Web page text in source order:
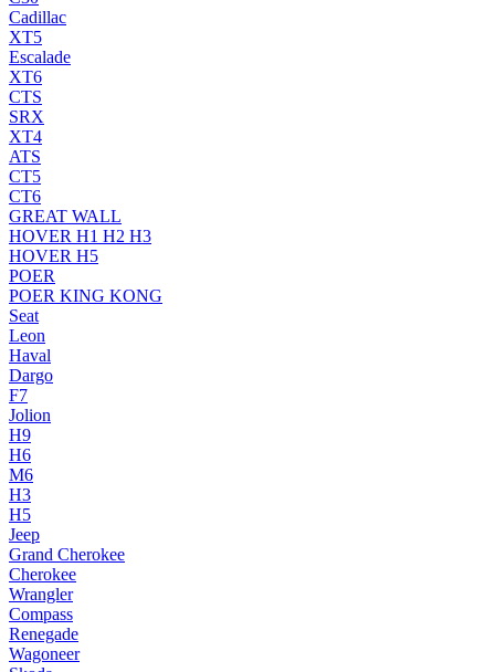
Cadillac
XT5
Escalade
XT6
CTS
SRX
XT4
ATS
CT5
CT6
GREAT WALL
HOVER H1 H2 H3
HOVER H5
POER
POER KING KONG
Seat
Leon
Haval
Dargo
F7
Jolion
H9
H6
M6
H3
H5
Jeep
Grand Cherokee
Cherokee
Wrangler
Compass
Renegade
Wagoneer